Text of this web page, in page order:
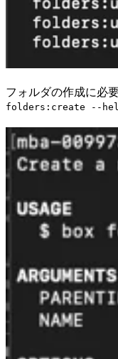
フォルダの作成に必
folders:create --